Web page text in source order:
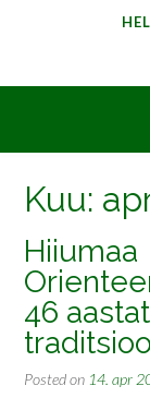
Kuu:
Hiiumaa
46
Posted on 14. apr